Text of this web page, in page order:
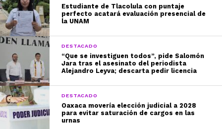
Estudiante de Tlacolula con puntaje
perfecto acatará evaluación presencial de
la UNAM
DESTACADO
“Que se investiguen todos”, pide Salomón
Jara tras el asesinato del periodista
Alejandro Leyva; descarta pedir licencia
DESTACADO
Oaxaca movería elección judicial a 2028
para evitar saturación de cargos en las
urnas